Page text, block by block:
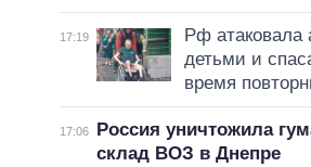
17:19
Рф атаковала
детьми и
время
17:06
Россия уничтожила
склад ВОЗ в Днепре